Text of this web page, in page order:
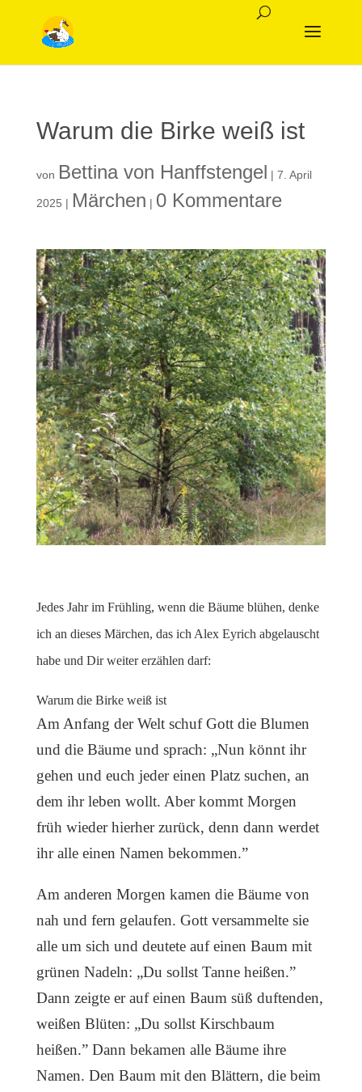
Warum die Birke weiß ist
von Bettina von Hanffstengel | 7. April
2025 | Märchen | 0 Kommentare
Jedes Jahr im Frühling, wenn die Bäume blühen, denke
ich an dieses Märchen, das ich Alex Eyrich abgelauscht
habe und Dir weiter erzählen darf:
Warum die Birke weiß ist
Am Anfang der Welt schuf Gott die Blumen
und die Bäume und sprach: „Nun könnt ihr
gehen und euch jeder einen Platz suchen, an
dem ihr leben wollt. Aber kommt Morgen
früh wieder hierher zurück, denn dann werdet
ihr alle einen Namen bekommen.”
Am anderen Morgen kamen die Bäume von
nah und fern gelaufen. Gott versammelte sie
alle um sich und deutete auf einen Baum mit
grünen Nadeln: „Du sollst Tanne hei­ßen.”
Dann zeigte er auf einen Baum süß duftenden,
weißen Blüten: „Du sollst Kirsch­baum
heißen.” Dann bekamen alle Bäume ihre
Namen. Den Baum mit den Blättern, die beim